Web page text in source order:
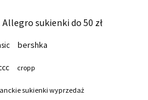
Allegro sukienki do 50 zł
bershka
cropp
sukienki wyprzedaż